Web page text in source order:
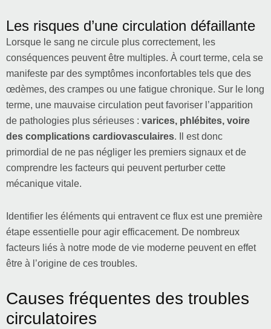
Les risques d’une circulation défaillante
Lorsque le sang ne circule plus correctement, les
conséquences peuvent être multiples. À court terme, cela se
manifeste par des symptômes inconfortables tels que des
œdèmes, des crampes ou une fatigue chronique. Sur le long
terme, une mauvaise circulation peut favoriser l’apparition
de pathologies plus sérieuses : varices, phlébites, voire
des complications cardiovasculaires. Il est donc
primordial de ne pas négliger les premiers signaux et de
comprendre les facteurs qui peuvent perturber cette
mécanique vitale.
Identifier les éléments qui entravent ce flux est une première
étape essentielle pour agir efficacement. De nombreux
facteurs liés à notre mode de vie moderne peuvent en effet
être à l’origine de ces troubles.
Causes fréquentes des troubles
circulatoires